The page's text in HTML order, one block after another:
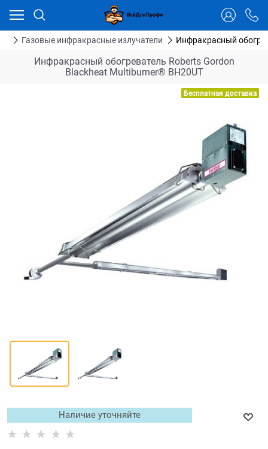
Газовые инфракрасные излучатели Инфракрасный
Инфракрасный обогреватель Roberts Gordon
Blackheat Multiburner® BH20UT
Бесплатная доставка
Наличие уточняйте
Ваш город - Тюмень,
угадали?
ДА НЕТ